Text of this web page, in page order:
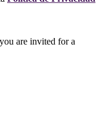
are invited for a